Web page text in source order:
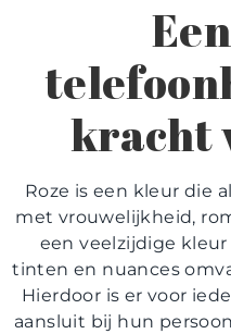
kracht
Roze is een kleur die
met vrouwelijkheid,
een veelzijdige
tinten en nuances
Hierdoor is er voor
aansluit bij hun